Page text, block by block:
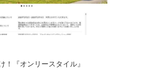
！『オンリースタイル』